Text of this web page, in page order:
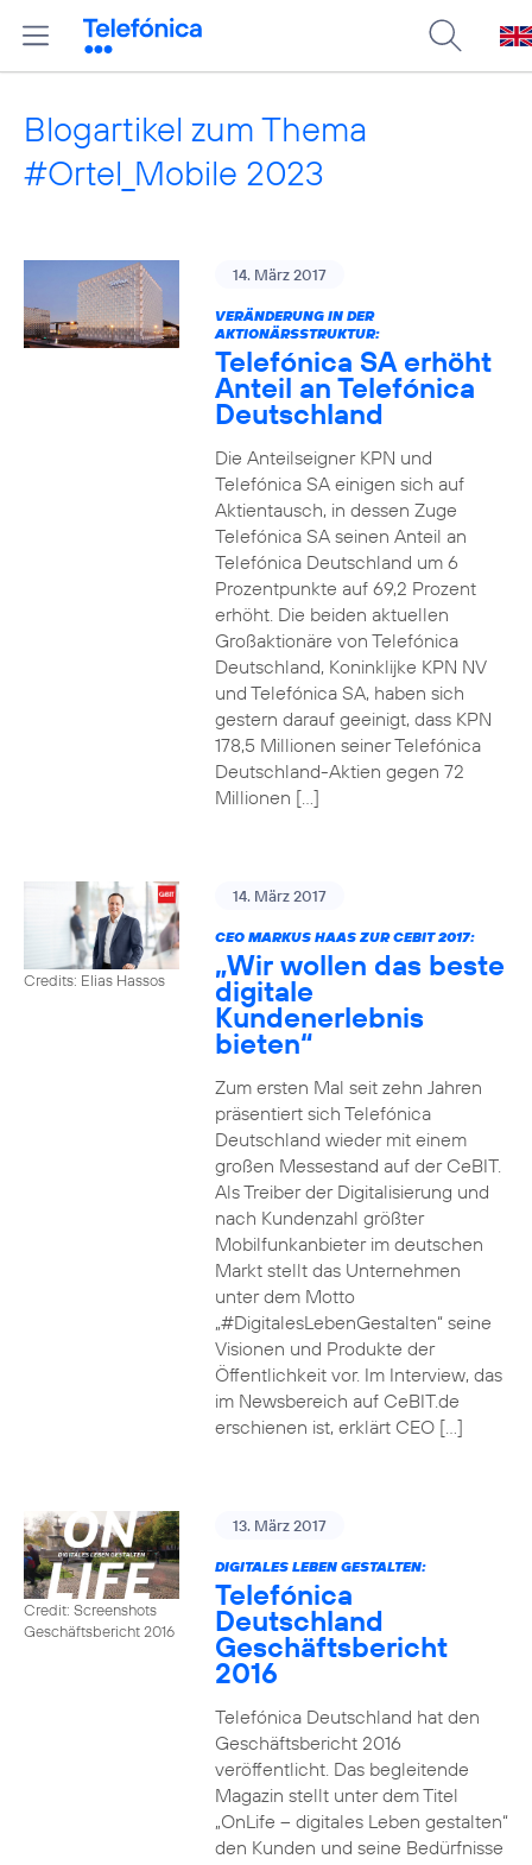
Blogartikel zum Thema
#Ortel_Mobile 2023
14. März 2017
VERÄNDERUNG IN DER
AKTIONÄRSSTRUKTUR:
Telefónica SA erhöht
Anteil an Telefónica
Deutschland
Die Anteilseigner KPN und
Telefónica SA einigen sich auf
Aktientausch, in dessen Zuge
Telefónica SA seinen Anteil an
Telefónica Deutschland um 6
Prozentpunkte auf 69,2 Prozent
erhöht. Die beiden aktuellen
Großaktionäre von Telefónica
Deutschland, Koninklijke KPN NV
und Telefónica SA, haben sich
gestern darauf geeinigt, dass KPN
178,5 Millionen seiner Telefónica
Deutschland-Aktien gegen 72
Millionen […]
Credits: Elias Hassos
14. März 2017
CEO MARKUS HAAS ZUR CEBIT 2017:
„Wir wollen das beste
digitale
Kundenerlebnis
bieten“
Zum ersten Mal seit zehn Jahren
präsentiert sich Telefónica
Deutschland wieder mit einem
großen Messestand auf der CeBIT.
Als Treiber der Digitalisierung und
nach Kundenzahl größter
Mobilfunkanbieter im deutschen
Markt stellt das Unternehmen
unter dem Motto
„#DigitalesLebenGestalten“ seine
Visionen und Produkte der
Öffentlichkeit vor. Im Interview, das
im Newsbereich auf CeBIT.de
erschienen ist, erklärt CEO […]
Credit: Screenshots
Geschäftsbericht 2016
13. März 2017
DIGITALES LEBEN GESTALTEN:
Telefónica
Deutschland
Geschäftsbericht
2016
Telefónica Deutschland hat den
Geschäftsbericht 2016
veröffentlicht. Das begleitende
Magazin stellt unter dem Titel
„OnLife – digitales Leben gestalten“
den Kunden und seine Bedürfnisse